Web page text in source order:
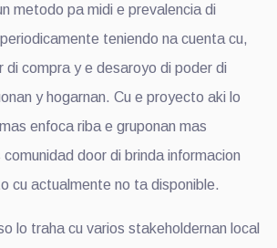
metodo pa midi e prevalencia di
teniendo na cuenta cu,
compra y e desaroyo di poder di
y hogarnan. Cu e proyecto aki lo
enfoca riba e gruponan mas
door di brinda informacion
cu actualmente no ta disponible.
lo traha cu varios stakeholdernan local